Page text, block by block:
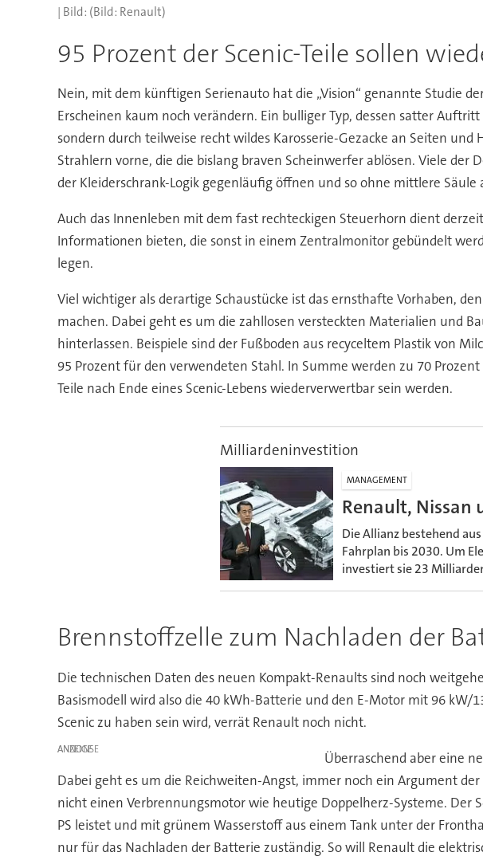
(Bild: Renault)
95 Prozent der Scenic-Teile sollen
Nein, mit dem künftigen Serienauto hat die „Vision“ genannte Studie
Erscheinen kaum noch verändern. Ein bulliger Typ, dessen satter
sondern durch teilweise recht wildes Karosserie-Gezacke an Seiten
Strahlern vorne, die die bislang braven Scheinwerfer ablösen. Viele der
der Kleiderschrank-Logik gegenläufig öffnen und so ohne mittlere
Auch das Innenleben mit dem fast rechteckigen Steuerhorn dient
Informationen bieten, die sonst in einem Zentralmonitor gebündelt
legen.
Viel wichtiger als derartige Schaustücke ist das ernsthafte Vorhaben,
machen. Dabei geht es um die zahllosen versteckten Materialien und
hinterlassen. Beispiele sind der Fußboden aus recyceltem Plastik von
95 Prozent für den verwendeten Stahl. In Summe werden zu 70
Teile nach Ende eines Scenic-Lebens wiederverwertbar sein werden.
Milliardeninvestition
MANAGEMENT
Renault,
Die Allianz bestehend
Fahrplan bis 2030. Um
investiert sie 23
Brennstoffzelle zum Nachladen der
Die technischen Daten des neuen Kompakt-Renaults sind noch
Basismodell wird also die 40 kWh-Batterie und den E-Motor mit 96 kW/
Scenic zu haben sein wird, verrät Renault noch nicht.
ANZEIGE
Überraschend aber eine
Dabei geht es um die Reichweiten-Angst, immer noch ein Argument
nicht einen Verbrennungsmotor wie heutige Doppelherz-Systeme.
PS leistet und mit grünem Wasserstoff aus einem Tank unter der
nur für das Nachladen der Batterie zuständig. So will Renault die